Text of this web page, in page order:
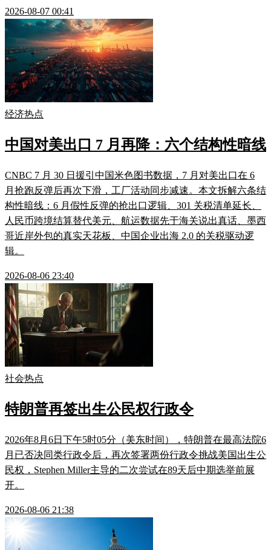
2026-08-07 00:41
经济热点
中国对美出口 7 月再降：六个结构性暗线
CNBC 7 月 30 日援引中国米色图书数据，7 月对美出口在 6
月抢跑反弹后再次下滑，工厂活动同步减速。本文拆解六条结
构性暗线：6 月假性反弹的抢出口逻辑、301 关税清单延长、
人民币跨境结算替代美元、航运数据先于海关说出真话、墨西
哥近岸外包的真实天花板、中国企业出海 2.0 的关税驱动逻
辑。
2026-08-06 23:40
社会热点
特朗普再签出生公民权行政令
2026年8月6日下午5时05分（美东时间），特朗普在最高法院6
月已否决同类行政令后，再次签署两份行政令挑战美国出生公
民权，Stephen Miller主导的二次尝试在89天后中期选举前展
开。
2026-08-06 21:38